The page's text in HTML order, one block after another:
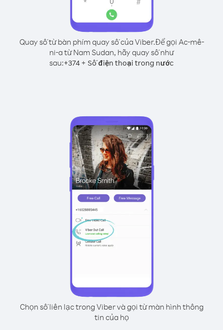
Quay số từ bàn phím quay số của Viber.Để gọi Ac-mê-
ni-a từ Nam Sudan, hãy quay số như
sau:+374 + Số điện thoại trong nước
Chọn số liên lạc trong Viber và gọi từ màn hình thông
tin của họ